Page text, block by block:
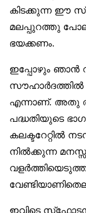
കിടക്കുന്ന ഈ
മലപ്പുറത്തു
ഭയക്കണം.
ഇപ്പോഴും ഞാൻ
സൗഹാർദത്തിൽ
എന്നാണ്. അതു
പദ്ധതിയുടെ
കലക്ടറേറ്റിൽ
നിൽക്കുന്ന
ഇവിടെ